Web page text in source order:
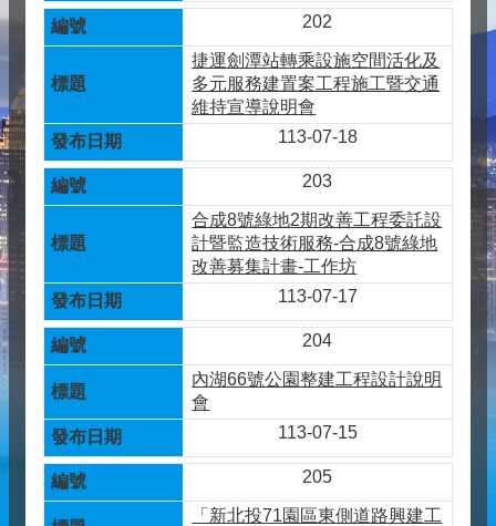
202
捷運劍潭站轉乘設施空間活化及
多元服務建置案工程施工暨交通
維持宣導說明會
113-07-18
203
合成8號綠地2期改善工程委託設
計暨監造技術服務-合成8號綠地
改善募集計畫-工作坊
113-07-17
204
內湖66號公園整建工程設計說明
會
113-07-15
205
「新北投71園區東側道路興建工